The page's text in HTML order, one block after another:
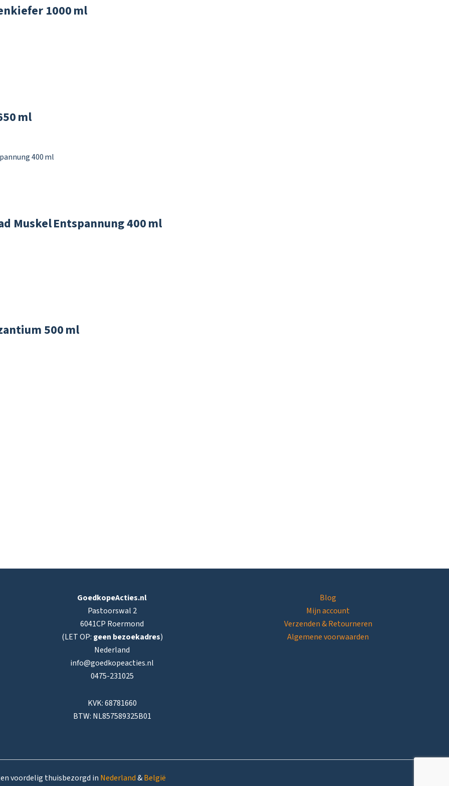
1000 ml
ml
Muskel Entspannung 400 ml
500 ml
GoedkopeActies.nl
Pastoorswal 2
6041CP Roermond
(LET OP: geen bezoekadres)
Nederland
info@goedkopeacties.nl
0475-231025
KVK: 68781660
BTW: NL857589325B01
Blog
Mijn account
Verzenden & Retourneren
Algemene voorwaarden
voordelig thuisbezorgd in Nederland&België